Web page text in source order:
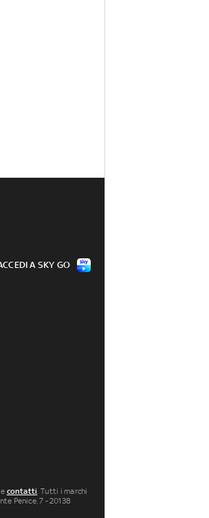
A SKY GO
e contatti. Tutti i marchi
Penice, 7 - 20138